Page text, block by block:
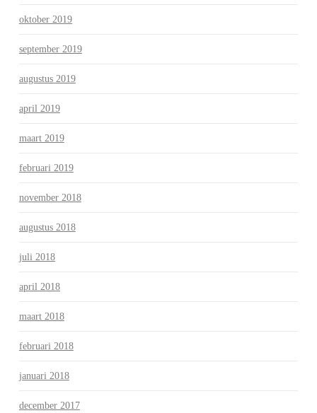
oktober 2019
september 2019
augustus 2019
april 2019
maart 2019
februari 2019
november 2018
augustus 2018
juli 2018
april 2018
maart 2018
februari 2018
januari 2018
december 2017